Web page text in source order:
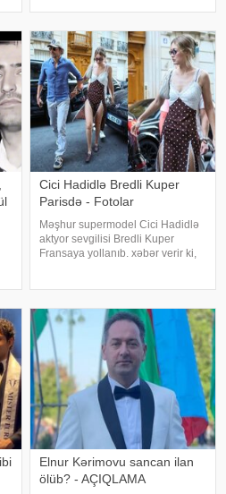
fikirlərlə bağlı "ədəbsizlik" ittiham
Cici Hadidlə Bredli Kuper
Parisdə - Fotolar
Məşhur supermodel Cici Hadidlə
aktyor sevgilisi Bredli Kuper
Fransaya yollanıb. xəbər verir ki,
Malikdən ayrıldıqdan sonra Cicini
Elnur Kərimovu sancan ilan
ölüb? - AÇIQLAMA